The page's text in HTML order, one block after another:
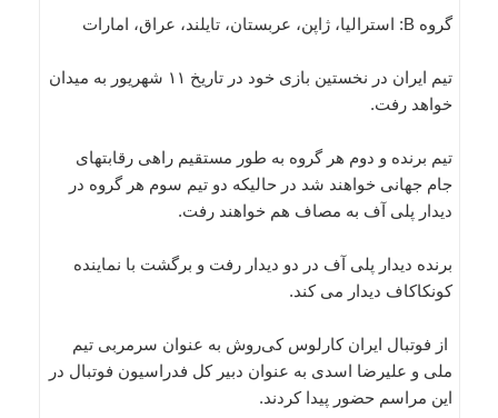
گروه B: استرالیا، ژاپن، عربستان، تایلند، عراق، امارات
تیم ایران در نخستین بازی خود در تاریخ ۱۱ شهریور به میدان
خواهد رفت.
تیم برنده و دوم هر گروه به طور مستقیم راهی رقابتهای
جام جهانی خواهند شد در حالیکه دو تیم سوم هر گروه در
دیدار پلی آف به مصاف هم خواهند رفت.
برنده دیدار پلی آف در دو دیدار رفت و برگشت با نماینده
کونکاکاف دیدار می کند.
از فو‌تبا‌ل ایران کارلوس کی‌روش به عنوان سرمربی تیم
‌ملی و علیرضا اسدی به عنوان دبیر کل فدراسیون فو‌تبا‌ل در
این مراسم حضور پیدا کردند.